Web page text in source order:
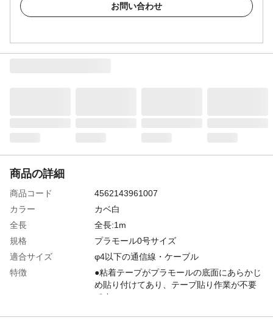
お問い合わせ
商品の詳細
商品コード
4562143961007
カラー
カベ白
全長
全長:1m
規格
プラモール0号サイズ
適合サイズ
φ4以下の通信線・ケーブル
特徴
●粘着テープがプラモールの底面にあらかじ
め貼り付けてあり、テープ貼り作業が不要
です